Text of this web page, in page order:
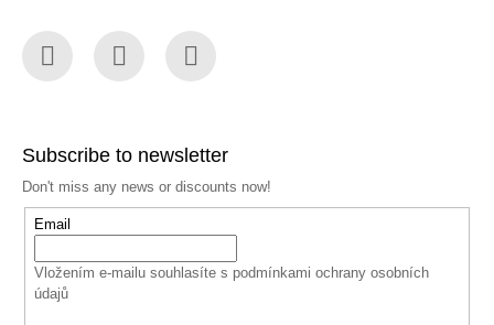
Subscribe to newsletter
Don't miss any news or discounts now!
Email
Vložením e-mailu souhlasíte s podmínkami ochrany osobních
údajů